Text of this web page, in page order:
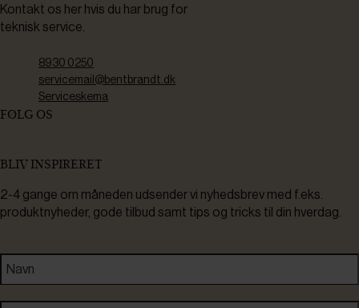
Kontakt os her hvis du har brug for
teknisk service.
8930 0250
servicemail@bentbrandt.dk
Serviceskema
FØLG OS
BLIV INSPIRERET
2-4 gange om måneden udsender vi nyhedsbrev med f.eks.
produktnyheder, gode tilbud samt tips og tricks til din hverdag.